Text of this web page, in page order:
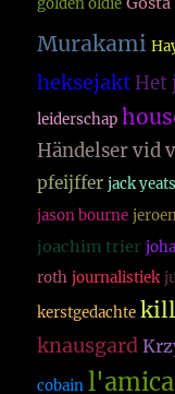
golden oldie
Murakami
heksejakt Het
leiderschap
Händelser vid
pfeijffer jack yeats
jason bourne
joachim trier
roth journalistiek
kerstgedachte
knausgard
cobain